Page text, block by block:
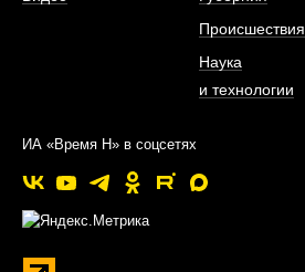
Происшествия
Наука
и технологии
ИА «Время Н» в соцсетях